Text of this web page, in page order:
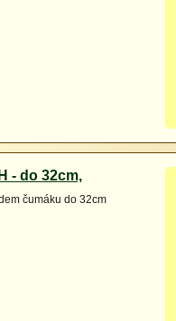
- do 32cm,
čumáku do 32cm